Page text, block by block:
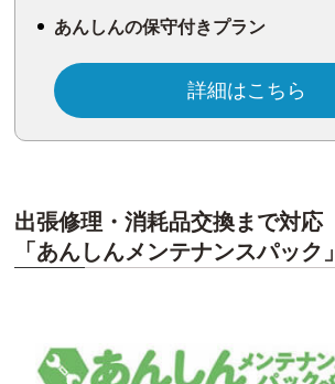
あんしんの保守付きプラン
詳細はこちら
出張修理・消耗品交換まで対応
「あんしんメンテナンスパック」